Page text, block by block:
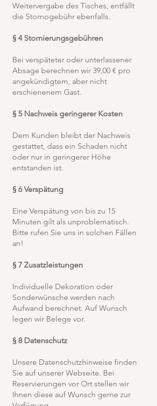
Weitervergabe des Tisches, entfällt
die Stornogebühr ebenfalls.
§ 4 Stornierungsgebühren
Bei verspäteter oder unterlassener
Absage berechnen wir 39,00 € pro
angekündigtem, aber nicht
erschienenem Gast.
§ 5 Nachweis geringerer Kosten
Dem Kunden bleibt der Nachweis
gestattet, dass ein Schaden nicht
oder nur in geringerer Höhe
entstanden ist.
§ 6 Verspätung
Eine Verspätung von bis zu 15
Minuten gilt als unproblematisch.
Bitte rufen Sie uns in solchen Fällen
an!
§ 7 Zusatzleistungen
Individuelle Dekoration oder
Sonderwünsche werden nach
Aufwand berechnet. Auf Wunsch
legen wir Belege vor.
§ 8 Datenschutz
Unsere Datenschutzhinweise finden
Sie auf unserer Webseite. Bei
Reservierungen vor Ort stellen wir
Ihnen diese auf Wunsch gerne zur